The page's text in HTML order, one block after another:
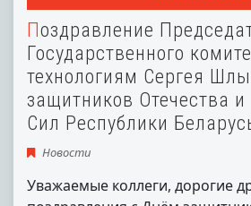
Поздравление Председателя
Государственного
технологиям Сергея
защитников Отечества
Сил Республики
Новости
Уважаемые коллеги, дорогие